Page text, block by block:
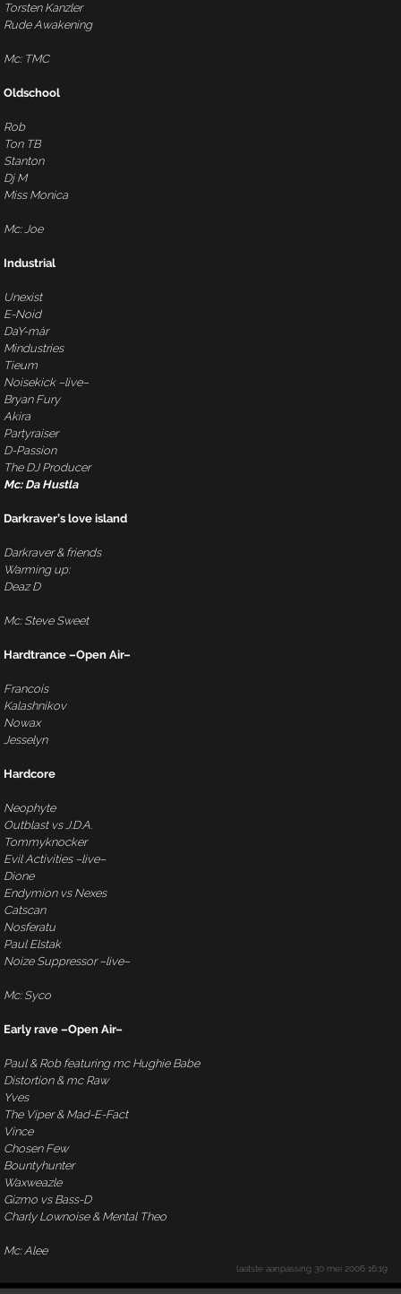
Torsten Kanzler
Rude Awakening
Mc: TMC
Oldschool
Rob
Ton TB
Stanton
Dj M
Miss Monica
Mc: Joe
Industrial
Unexist
E-Noid
DaY-már
Mindustries
Tieum
Noisekick –live–
Bryan Fury
Akira
Partyraiser
D-Passion
The DJ Producer
Mc: Da Hustla
Darkraver’s love island
Darkraver & friends
Warming up:
Deaz D
Mc: Steve Sweet
Hardtrance –Open Air–
Francois
Kalashnikov
Nowax
Jesselyn
Hardcore
Neophyte
Outblast vs J.D.A.
Tommyknocker
Evil Activities –live–
Dione
Endymion vs Nexes
Catscan
Nosferatu
Paul Elstak
Noize Suppressor –live–
Mc: Syco
Early rave –Open Air–
Paul & Rob featuring mc Hughie Babe
Distortion & mc Raw
Yves
The Viper & Mad-E-Fact
Vince
Chosen Few
Bountyhunter
Waxweazle
Gizmo vs Bass-D
Charly Lownoise & Mental Theo
Mc: Alee
laatste aanpassing 30 mei 2006 16:19